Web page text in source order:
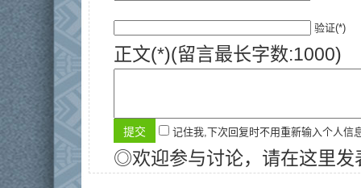
验证(*)
正文(*)(留言最长字数:1000)
记住我,下次回复时不用重新输入个人信
◎欢迎参与讨论，请在这里发